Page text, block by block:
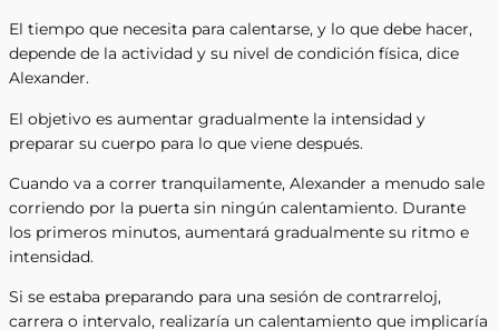
El tiempo que necesita para calentarse, y lo que debe hacer,
depende de la actividad y su nivel de condición física, dice
Alexander.
El objetivo es aumentar gradualmente la intensidad y
preparar su cuerpo para lo que viene después.
Cuando va a correr tranquilamente, Alexander a menudo sale
corriendo por la puerta sin ningún calentamiento. Durante
los primeros minutos, aumentará gradualmente su ritmo e
intensidad.
Si se estaba preparando para una sesión de contrarreloj,
carrera o intervalo, realizaría un calentamiento que implicaría